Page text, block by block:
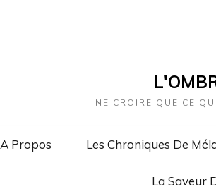
NE CROIRE QUE CE
A Propos Les Chroniques De
La Saveur